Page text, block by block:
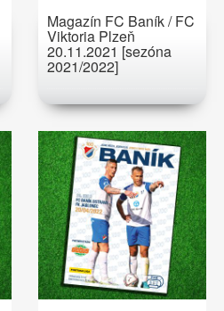
Magazín FC Baník / FC
Viktoria Plzeň
20.11.2021 [sezóna
2021/2022]